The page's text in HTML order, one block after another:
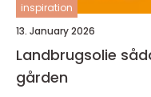
inspiration
13. January 2026
Landbrugsolie sådan vælger du rigtigt til
gården